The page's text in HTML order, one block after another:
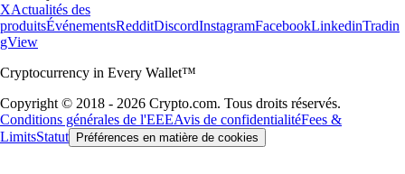
XActualités des
produitsÉvénementsRedditDiscordInstagramFacebookLinkedinTradin
gView
Cryptocurrency in Every Wallet™
Copyright © 2018 - 2026 Crypto.com. Tous droits réservés.
Conditions générales de l'EEEAvis de confidentialitéFees &
LimitsStatut Préférences en matière de cookies